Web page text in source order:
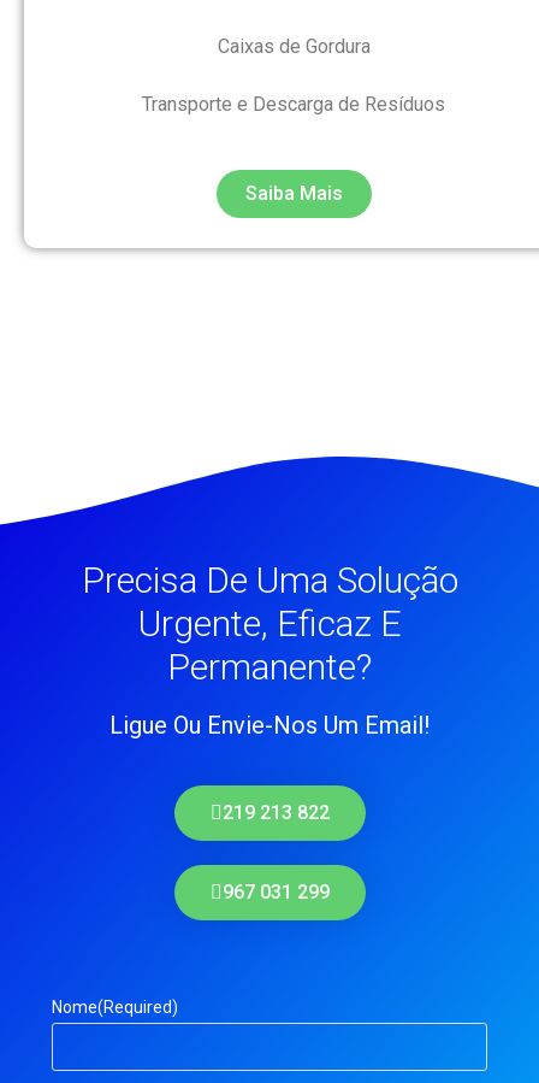
Caixas de Gordura
Transporte e Descarga de Resíduos
Saiba Mais
Precisa De Uma Solução
Urgente, Eficaz E
Permanente?
Ligue Ou Envie-Nos Um Email!
219 213 822
967 031 299
Nome(Required)